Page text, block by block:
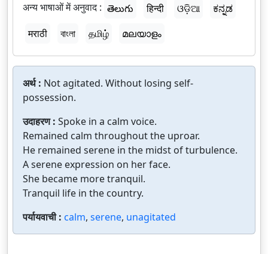
अन्य भाषाओं में अनुवाद : తెలుగు हिन्दी ଓଡ଼ିଆ
ಕನ್ನಡ
मराठी
বাংলা தமிழ் മലയാളം
अर्थ : Not agitated. Without losing self-
possession.
उदाहरण : Spoke in a calm voice.
Remained calm throughout the uproar.
He remained serene in the midst of turbulence.
A serene expression on her face.
She became more tranquil.
Tranquil life in the country.
पर्यायवाची : calm, serene, unagitated